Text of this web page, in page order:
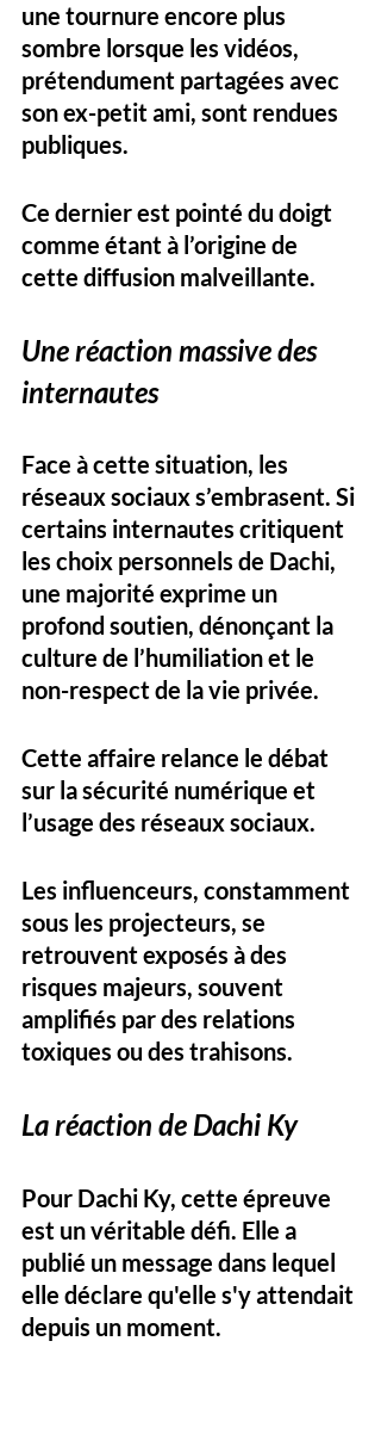
une tournure encore plus
sombre lorsque les vidéos,
prétendument partagées avec
son ex-petit ami, sont rendues
publiques.
Ce dernier est pointé du doigt
comme étant à l’origine de
cette diffusion malveillante.
Une réaction massive des
internautes
Face à cette situation, les
réseaux sociaux s’embrasent. Si
certains internautes critiquent
les choix personnels de Dachi,
une majorité exprime un
profond soutien, dénonçant la
culture de l’humiliation et le
non-respect de la vie privée.
Cette affaire relance le débat
sur la sécurité numérique et
l’usage des réseaux sociaux.
Les influenceurs, constamment
sous les projecteurs, se
retrouvent exposés à des
risques majeurs, souvent
amplifiés par des relations
toxiques ou des trahisons.
La réaction de Dachi Ky
Pour Dachi Ky, cette épreuve
est un véritable défi. Elle a
publié un message dans lequel
elle déclare qu'elle s'y attendait
depuis un moment.